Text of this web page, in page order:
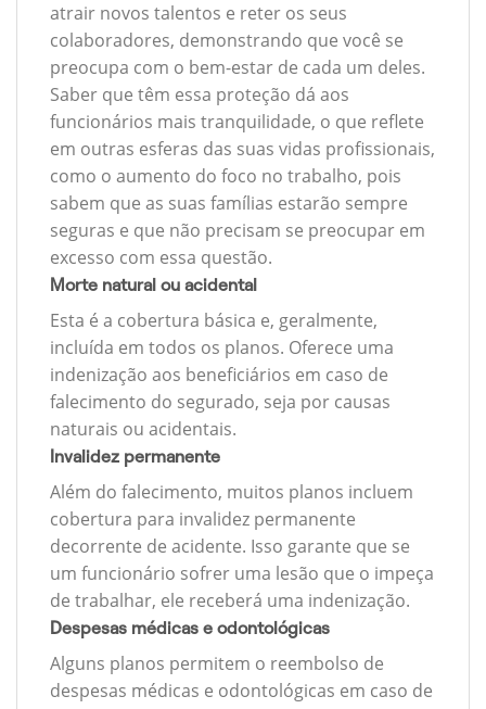
atrair novos talentos e reter os seus
colaboradores, demonstrando que você se
preocupa com o bem-estar de cada um deles.
Saber que têm essa proteção dá aos
funcionários mais tranquilidade, o que reflete
em outras esferas das suas vidas profissionais,
como o aumento do foco no trabalho, pois
sabem que as suas famílias estarão sempre
seguras e que não precisam se preocupar em
excesso com essa questão.
Morte natural ou acidental
Esta é a cobertura básica e, geralmente,
incluída em todos os planos. Oferece uma
indenização aos beneficiários em caso de
falecimento do segurado, seja por causas
naturais ou acidentais.
Invalidez permanente
Além do falecimento, muitos planos incluem
cobertura para invalidez permanente
decorrente de acidente. Isso garante que se
um funcionário sofrer uma lesão que o impeça
de trabalhar, ele receberá uma indenização.
Despesas médicas e odontológicas
Alguns planos permitem o reembolso de
despesas médicas e odontológicas em caso de